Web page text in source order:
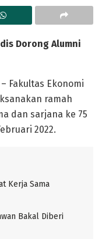
Dorong Alumni
– Fakultas Ekonomi
ramah
dan sarjana ke 75
2022.
Kerja Sama
Bakal Diberi